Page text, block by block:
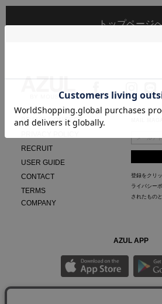
トップページ
BRAND CONCEPT
RECRUIT
USER GUIDE
CONTACT
TERMS
COMPANY
登録をクリ
ライバシー
されたもの
AZUL APP
最新ニュースやスタイリング紹介までAZUL BY